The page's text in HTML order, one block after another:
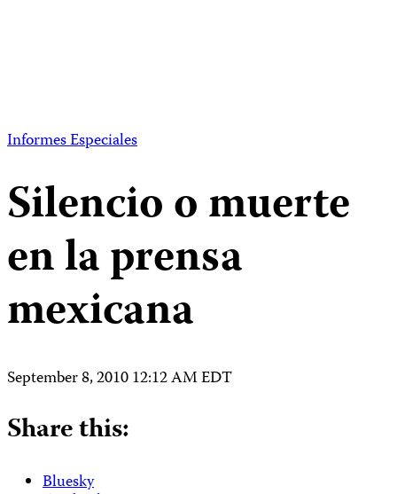
Informes Especiales
Silencio o muerte
en la prensa
mexicana
September 8, 2010 12:12 AM EDT
Share this:
Bluesky